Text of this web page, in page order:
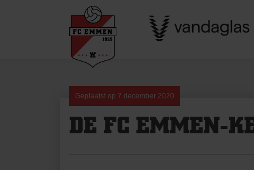
Geplaatst op 7 december 2020
DE FC EMMEN-